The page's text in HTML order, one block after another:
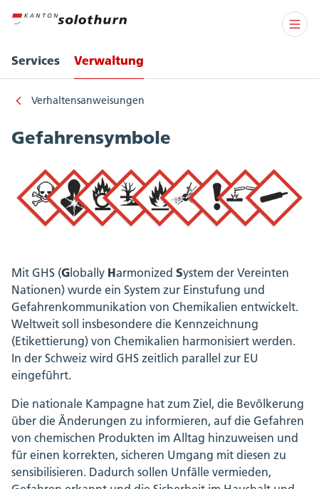
Services Verwaltung
Verhaltensanweisungen
Gefahrensymbole
Mit GHS (G lobally Harmonized System der Vereinten
Nationen) wurde ein System zur Einstufung und
Gefahrenkommunikation von Chemikalien entwickelt.
Weltweit soll insbesondere die Kennzeichnung
(Etikettierung) von Chemikalien harmonisiert werden.
In der Schweiz wird GHS zeitlich parallel zur EU
eingeführt.
Die nationale Kampagne hat zum Ziel, die Bevölkerung
über die Änderungen zu informieren, auf die Gefahren
von chemischen Produkten im Alltag hinzuweisen und
für einen korrekten, sicheren Umgang mit diesen zu
sensibilisieren. Dadurch sollen Unfälle vermieden,